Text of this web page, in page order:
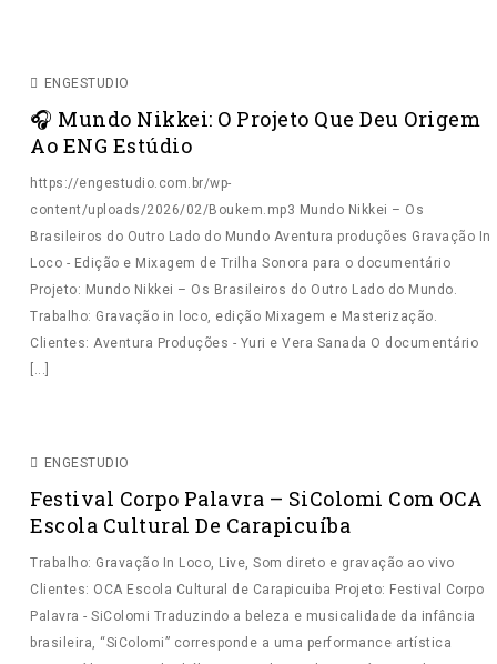
ESTÚDIO
TRABALHOS
GALERIA DE IMAGENS
EQUIPAMENTOS
ENVIO DE ARQUIVOS
DEPOIMENTOS E AVALIAÇÕES
ENGESTUDIO
🎧 Mundo Nikkei: O Projeto Que Deu Origem
Ao ENG Estúdio
https://engestudio.com.br/wp-
content/uploads/2026/02/Boukem.mp3 Mundo Nikkei – Os
Brasileiros do Outro Lado do Mundo Aventura produções Gravação In
Loco - Edição e Mixagem de Trilha Sonora para o documentário
Projeto: Mundo Nikkei – Os Brasileiros do Outro Lado do Mundo.
Trabalho: Gravação in loco, edição Mixagem e Masterização.
Clientes: Aventura Produções - Yuri e Vera Sanada O documentário
[...]
FINALIZAÇÃO GRAVAÇÃO AO VIVO
GRAVAÇÃO IN
LOCO
ENGESTUDIO
Festival Corpo Palavra – SiColomi Com OCA
Escola Cultural De Carapicuíba
Trabalho: Gravação In Loco, Live, Som direto e gravação ao vivo
Clientes: OCA Escola Cultural de Carapicuiba Projeto: Festival Corpo
Palavra - SiColomi Traduzindo a beleza e musicalidade da infância
brasileira, “SiColomi” corresponde a uma performance artística